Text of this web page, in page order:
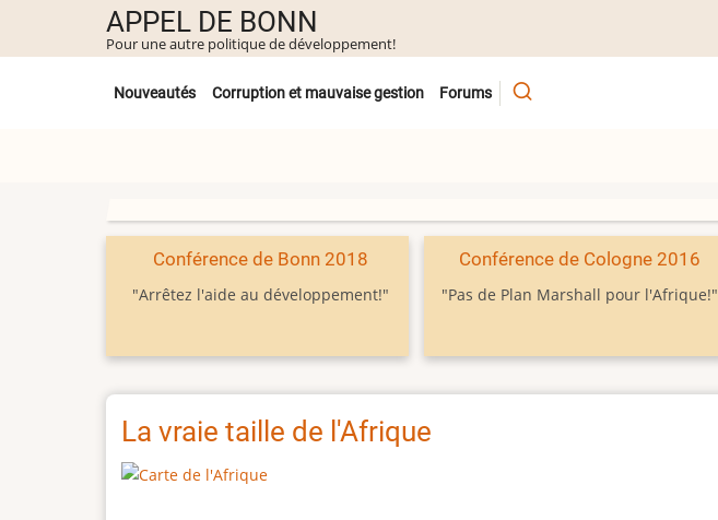
contenu
APPEL DE BONN
Pour une autre politique de développement!
Untermenü
Nouveautés Corruption et mauvaise gestion Forums
Conférence de Bonn 2018
"Arrêtez l'aide au développement!"
Conférence de Cologne 2016
"Pas de Plan Marshall pour l'Afrique!"
La vraie taille de l'Afrique